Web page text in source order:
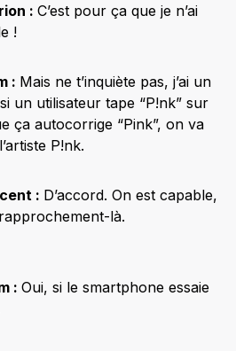
: C’est pour ça que je n’ai
!
: Mais ne t’inquiète pas, j’ai un
un utilisateur tape “P!nk” sur
ça autocorrige “Pink”, on va
P!nk.
: D’accord. On est capable,
là.
: Oui, si le smartphone essaie